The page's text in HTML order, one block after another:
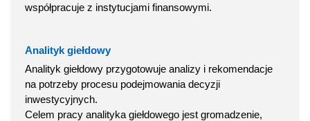
współpracuje z instytucjami finansowymi.
Analityk giełdowy
Analityk giełdowy przygotowuje analizy i rekomendacje
na potrzeby procesu podejmowania decyzji
inwestycyjnych.
Celem pracy analityka giełdowego jest gromadzenie,